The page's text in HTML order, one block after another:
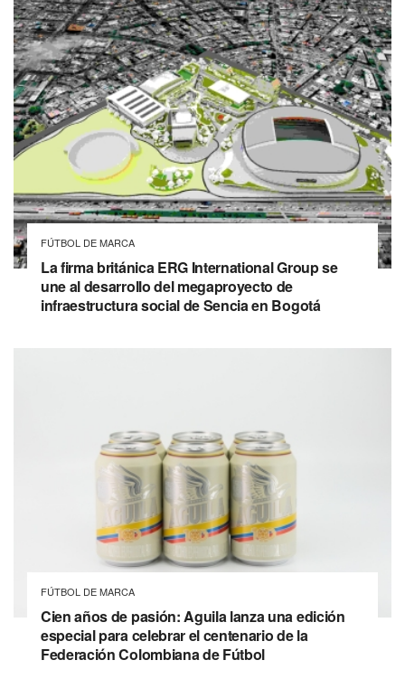
FÚTBOL DE MARCA
La firma británica ERG International Group se
une al desarrollo del megaproyecto de
infraestructura social de Sencia en Bogotá
FÚTBOL DE MARCA
Cien años de pasión: Aguila lanza una edición
especial para celebrar el centenario de la
Federación Colombiana de Fútbol